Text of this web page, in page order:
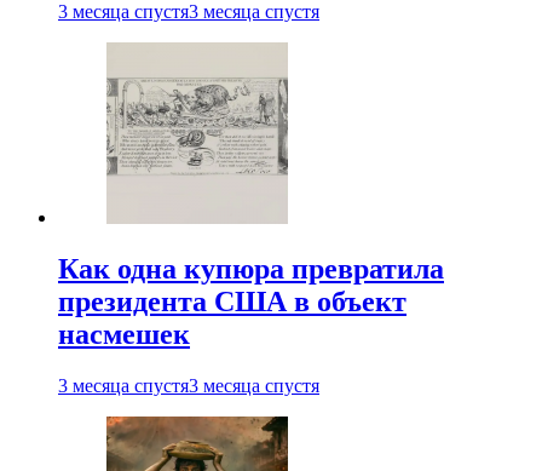
3 месяца спустя3 месяца спустя
Как одна купюра превратила
президента США в объект
насмешек
3 месяца спустя3 месяца спустя